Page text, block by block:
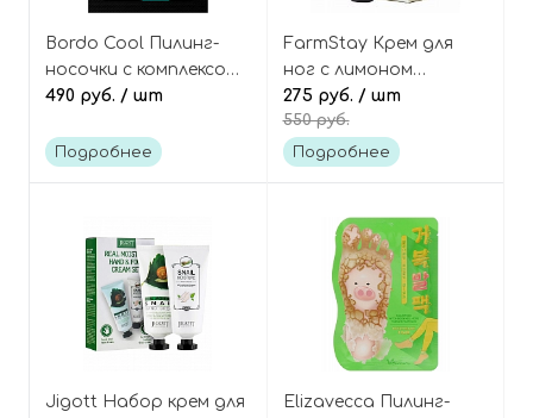
Bordo Cool Пилинг-
носочки с комплексом
кислот, 1 пара, Dragon
490 руб. / шт
Подробнее
FarmStay Крем для
ног с лимоном
увлажняющий Lemon
intensive moisture foot
cream
275 руб. / шт
550 руб.
Подробнее
Jigott Набор крем для
Elizavecca Пилинг-